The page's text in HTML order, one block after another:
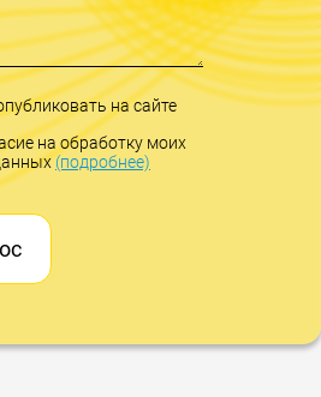
на сайте
на обработку моих
(подробнее)